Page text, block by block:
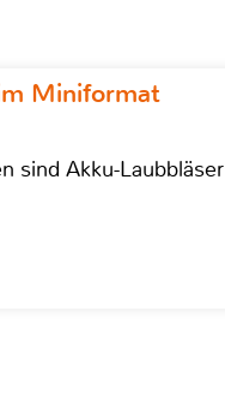
Miniformat
sind Akku-Laubbläser